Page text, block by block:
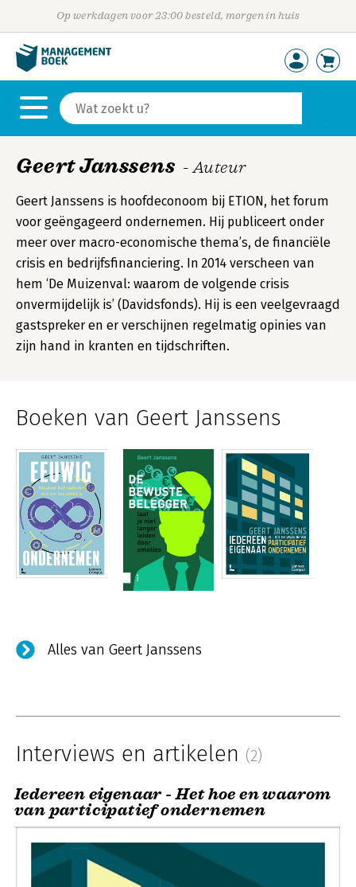
Op werkdagen voor 23:00 besteld, morgen in huis
Geert Janssens - Auteur
Geert Janssens is hoofdeconoom bij ETION, het forum
voor geëngageerd ondernemen. Hij publiceert onder
meer over macro-economische thema’s, de financiële
crisis en bedrijfsfinanciering. In 2014 verscheen van
hem ‘De Muizenval: waarom de volgende crisis
onvermijdelijk is’ (Davidsfonds). Hij is een veelgevraagd
gastspreker en er verschijnen regelmatig opinies van
zijn hand in kranten en tijdschriften.
Boeken van Geert Janssens
Alles van Geert Janssens
Interviews en artikelen (2)
Iedereen eigenaar - Het hoe en waarom
van participatief ondernemen